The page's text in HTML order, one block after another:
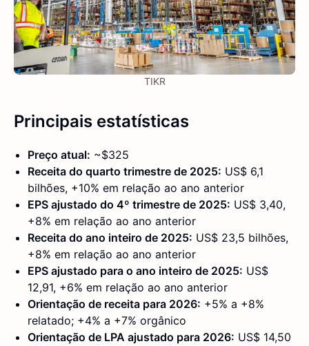
TIKR
Principais estatísticas
Preço atual: ~$325
Receita do quarto trimestre de 2025: US$ 6,1
bilhões, +10% em relação ao ano anterior
EPS ajustado do 4º trimestre de 2025: US$ 3,40,
+8% em relação ao ano anterior
Receita do ano inteiro de 2025: US$ 23,5 bilhões,
+8% em relação ao ano anterior
EPS ajustado para o ano inteiro de 2025: US$
12,91, +6% em relação ao ano anterior
Orientação de receita para 2026: +5% a +8%
relatado; +4% a +7% orgânico
Orientação de LPA ajustado para 2026: US$ 14,50